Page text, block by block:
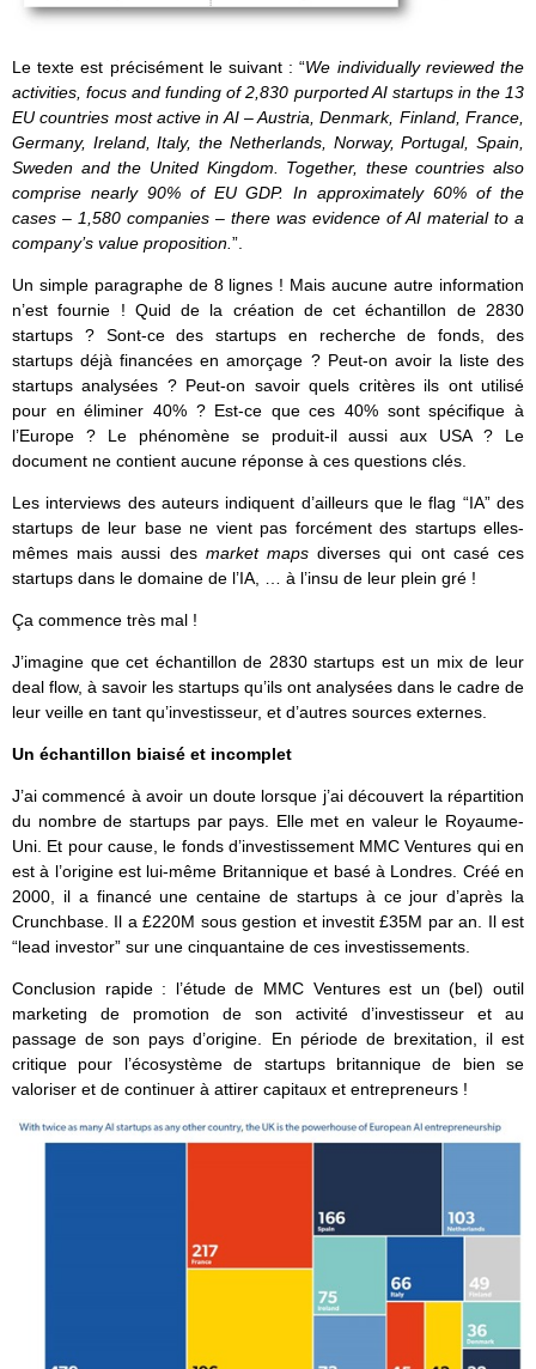
Le texte est précisément le suivant : “We individually reviewed the
activities, focus and funding of 2,830 purported AI startups in the 13
EU countries most active in AI – Austria, Denmark, Finland, France,
Germany, Ireland, Italy, the Netherlands, Norway, Portugal, Spain,
Sweden and the United Kingdom. Together, these countries also
comprise nearly 90% of EU GDP. In approximately 60% of the
cases – 1,580 companies – there was evidence of AI material to a
company’s value proposition. ”.
Un simple paragraphe de 8 lignes ! Mais aucune autre information
n’est fournie ! Quid de la création de cet échantillon de 2830
startups ? Sont-ce des startups en recherche de fonds, des
startups déjà financées en amorçage ? Peut-on avoir la liste des
startups analysées ? Peut-on savoir quels critères ils ont utilisé
pour en éliminer 40% ? Est-ce que ces 40% sont spécifique à
l’Europe ? Le phénomène se produit-il aussi aux USA ? Le
document ne contient aucune réponse à ces questions clés.
Les interviews des auteurs indiquent d’ailleurs que le flag “IA” des
startups de leur base ne vient pas forcément des startups elles-
mêmes mais aussi des market maps diverses qui ont casé ces
startups dans le domaine de l’IA, … à l’insu de leur plein gré !
Ça commence très mal !
J’imagine que cet échantillon de 2830 startups est un mix de leur
deal flow, à savoir les startups qu’ils ont analysées dans le cadre de
leur veille en tant qu’investisseur, et d’autres sources externes.
Un échantillon biaisé et incomplet
J’ai commencé à avoir un doute lorsque j’ai découvert la répartition
du nombre de startups par pays. Elle met en valeur le Royaume-
Uni. Et pour cause, le fonds d’investissement MMC Ventures qui en
est à l’origine est lui-même Britannique et basé à Londres. Créé en
2000, il a financé une centaine de startups à ce jour d’après la
Crunchbase. Il a £220M sous gestion et investit £35M par an. Il est
“lead investor” sur une cinquantaine de ces investissements.
Conclusion rapide : l’étude de MMC Ventures est un (bel) outil
marketing de promotion de son activité d’investisseur et au
passage de son pays d’origine. En période de brexitation, il est
critique pour l’écosystème de startups britannique de bien se
valoriser et de continuer à attirer capitaux et entrepreneurs !